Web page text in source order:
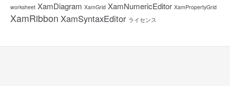
worksheet XamDiagram XamGrid XamNumericEditor XamPropertyGrid
XamRibbon XamSyntaxEditor ライセンス